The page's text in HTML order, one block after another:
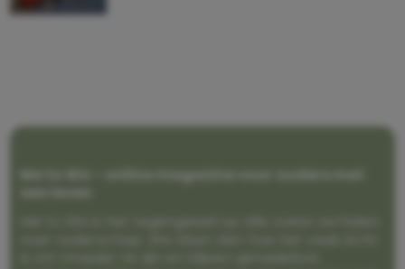
Me to We – online magazine voor ouders met